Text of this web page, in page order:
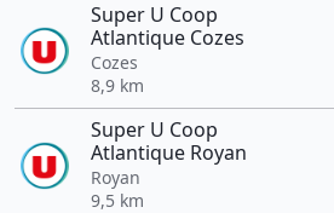
Super U Coop
Atlantique Cozes
Cozes
8,9 km
Super U Coop
Atlantique Royan
Royan
9,5 km